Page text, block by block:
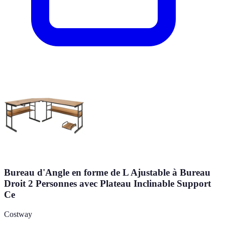
Bureau d'Angle en forme de L Ajustable à Bureau
Droit 2 Personnes avec Plateau Inclinable Support
Ce
Costway